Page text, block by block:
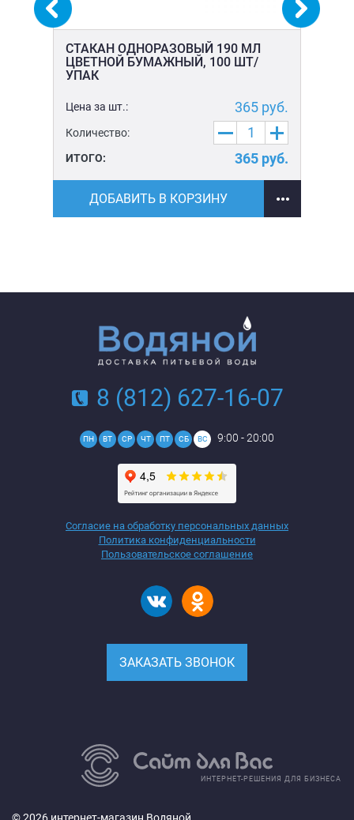
СТАКАН ОДНОРАЗОВЫЙ 190 МЛ
ЦВЕТНОЙ БУМАЖНЫЙ, 100 ШТ/
УПАК
Цена за шт.: 365 руб.
Количество:
ИТОГО: 365 руб.
ДОБАВИТЬ В КОРЗИНУ
8 (812) 627-16-07
ПН ВТ СР ЧТ ПТ СБ ВС 9:00 - 20:00
Согласие на обработку персональных данных
Политика конфиденциальности
Пользовательское соглашение
ЗАКАЗАТЬ ЗВОНОК
ИНТЕРНЕТ-РЕШЕНИЯ ДЛЯ БИЗНЕСА